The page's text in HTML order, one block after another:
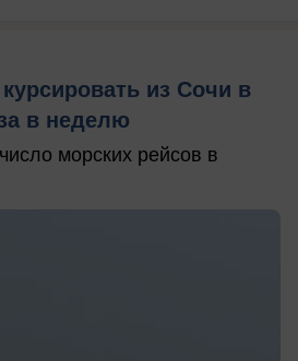
из Сочи в
в неделю
морских рейсов в